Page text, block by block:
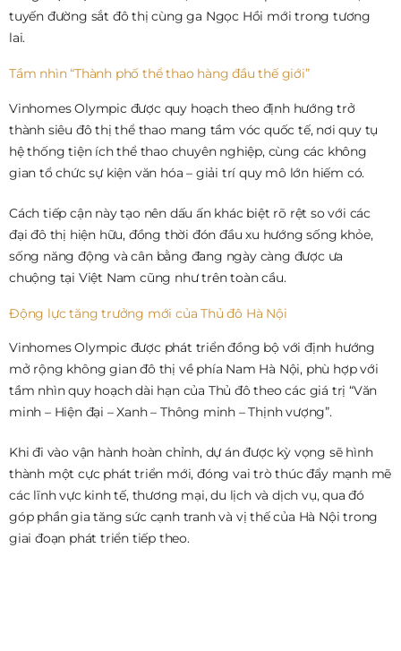
tuyến đường sắt đô thị cùng ga Ngọc Hồi mới trong tương
lai.
Tầm nhìn “Thành phố thể thao hàng đầu thế giới”
Vinhomes Olympic được quy hoạch theo định hướng trở
thành siêu đô thị thể thao mang tầm vóc quốc tế, nơi quy tụ
hệ thống tiện ích thể thao chuyên nghiệp, cùng các không
gian tổ chức sự kiện văn hóa – giải trí quy mô lớn hiếm có.
Cách tiếp cận này tạo nên dấu ấn khác biệt rõ rệt so với các
đại đô thị hiện hữu, đồng thời đón đầu xu hướng sống khỏe,
sống năng động và cân bằng đang ngày càng được ưa
chuộng tại Việt Nam cũng như trên toàn cầu.
Động lực tăng trưởng mới của Thủ đô Hà Nội
Vinhomes Olympic được phát triển đồng bộ với định hướng
mở rộng không gian đô thị về phía Nam Hà Nội, phù hợp với
tầm nhìn quy hoạch dài hạn của Thủ đô theo các giá trị “Văn
minh – Hiện đại – Xanh – Thông minh – Thịnh vượng”.
Khi đi vào vận hành hoàn chỉnh, dự án được kỳ vọng sẽ hình
thành một cực phát triển mới, đóng vai trò thúc đẩy mạnh mẽ
các lĩnh vực kinh tế, thương mại, du lịch và dịch vụ, qua đó
góp phần gia tăng sức cạnh tranh và vị thế của Hà Nội trong
giai đoạn phát triển tiếp theo.